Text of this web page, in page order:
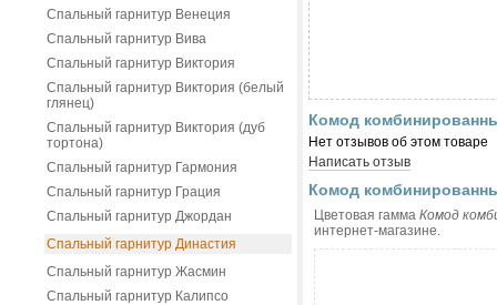
Спальный гарнитур Венеция
Спальный гарнитур Вива
Спальный гарнитур Виктория
Спальный гарнитур Виктория (белый
глянец)
Спальный гарнитур Виктория (дуб
тортона)
Спальный гарнитур Гармония
Спальный гарнитур Грация
Спальный гарнитур Джордан
Спальный гарнитур Династия
Спальный гарнитур Жасмин
Спальный гарнитур Калипсо
Комод
Нет отзывов об этом товаре
Написать отзыв
Комод
Цветовая гамма Комод
интернет-магазине.